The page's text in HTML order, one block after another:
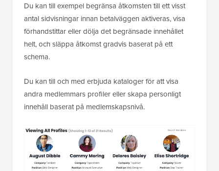
Du kan till exempel begränsa åtkomsten till ett visst
antal sidvisningar innan betalväggen aktiveras, visa
förhandstittar eller dölja det begränsade innehållet
helt, och släppa åtkomst gradvis baserat på ett
schema.
Du kan till och med erbjuda kataloger för att visa
andra medlemmars profiler eller skapa personligt
innehåll baserat på medlemskapsnivå.